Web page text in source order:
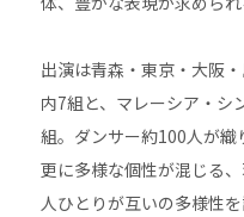
出演は青森・東京・大阪
内7組と、マレーシア・シ
組。ダンサー約100人が織
更に多様な個性が混じる
人ひとりが互いの多様性